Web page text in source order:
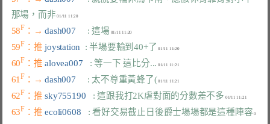
那場，而非
01/11 11:20
58F ：→ dash007 : 這場
59F ：推 joystation : 半場要輸到40+了 01/11 11:20
60F ：推 alovea007 : 等一下 這比分...
61F ：→ dash007 : 太不尊重黃蜂了(
62F ：推 sky755190 : 這跟我打2K虐對面的分數差不多
63F ：推 ecoli0608 : 看好交易截止日後爵士場場都是這種陣容 0